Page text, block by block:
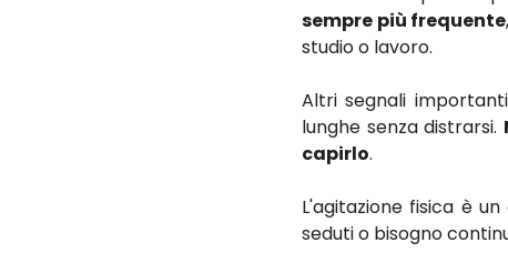
sempre più frequente
studio o lavoro.
Altri segnali
lunghe senza distrarsi.
capirlo.
L'agitazione fisica è
seduti o bisogno